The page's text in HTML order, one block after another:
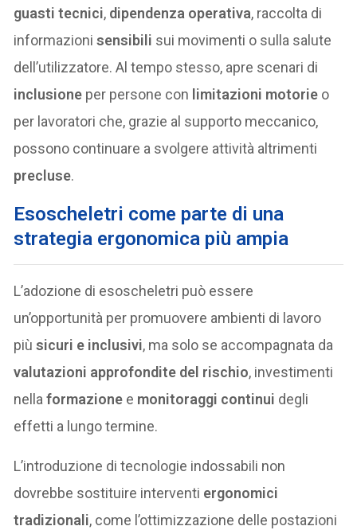
guasti tecnici, dipendenza operativa, raccolta di
informazionisensibili sui movimenti o sulla salute
dell’utilizzatore. Al tempo stesso, apre scenari di
inclusione per persone con limitazioni motorie o
per lavoratori che, grazie al supporto meccanico,
possono continuare a svolgere attività altrimenti
precluse.
Esoscheletri come parte di una
strategia ergonomica più ampia
L’adozione di esoscheletri può essere
un’opportunità per promuovere ambienti di lavoro
piùsicuri e inclusivi, ma solo se accompagnata da
valutazioni approfondite del rischio, investimenti
nellaformazione e monitoraggi continui degli
effetti a lungo termine.
L’introduzione di tecnologie indossabili non
dovrebbe sostituire interventi ergonomici
tradizionali, come l’ottimizzazione delle postazioni